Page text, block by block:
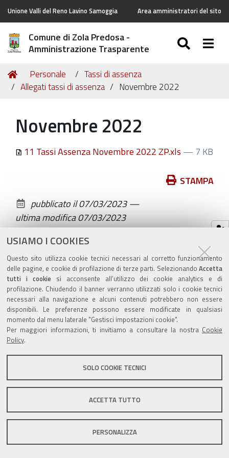
USIAMO I COOKIES
Questo sito utilizza cookie tecnici necessari al corretto funzionamento
delle pagine, e cookie di profilazione di terze parti. Selezionando Accetta
tutti i cookiesi acconsente all’utilizzo dei cookie analytics e di
profilazione. Chiudendo il banner verranno utilizzati solo i cookie tecnici
necessari alla navigazione e alcuni contenuti potrebbero non essere
disponibili. Le preferenze possono essere modificate in qualsiasi
momento dal menu laterale "Gestisci impostazioni cookie".
Per maggiori informazioni, ti invitiamo a consultare la nostra Cookie
Policy.
SOLO COOKIE TECNICI
ACCETTA TUTTO
PERSONALIZZA
Unione Valli del Reno Lavino Samoggia Area amministratori del sito
Comune di Zola Predosa -
Amministrazione Trasparente
Tu
sei
Home
Personale
Tassi di assenza
Allegati tassi di assenza
Novembre 2022
Novembre 2022
11 Tassi Assenza Novembre 2022 ZP.xls — 7 KB
documento
STAMPA
pubblicato il07/03/2023—
ultima modifica07/03/2023
Valuta questo sito
Sito istituzionale Comune di Zola Predosa
DPO|Accessibilità